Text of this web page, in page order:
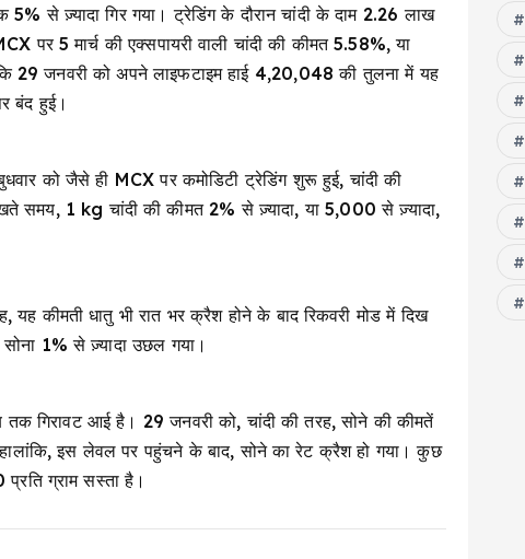
से ज़्यादा गिर गया। ट्रेडिंग के दौरान चांदी के दाम ₹2.26 लाख
5 मार्च की एक्सपायरी वाली चांदी की कीमत 5.58%, या
29 जनवरी को अपने लाइफटाइम हाई ₹4,20,048 की तुलना में यह
बंद हुई।
को जैसे ही MCX पर कमोडिटी ट्रेडिंग शुरू हुई, चांदी की
समय, 1 kg चांदी की कीमत 2% से ज़्यादा, या ₹5,000 से ज़्यादा,
कीमती धातु भी रात भर क्रैश होने के बाद रिकवरी मोड में दिख
1% से ज़्यादा उछल गया।
गिरावट आई है। 29 जनवरी को, चांदी की तरह, सोने की कीमतें
इस लेवल पर पहुंचने के बाद, सोने का रेट क्रैश हो गया। कुछ
ग्राम सस्ता है।